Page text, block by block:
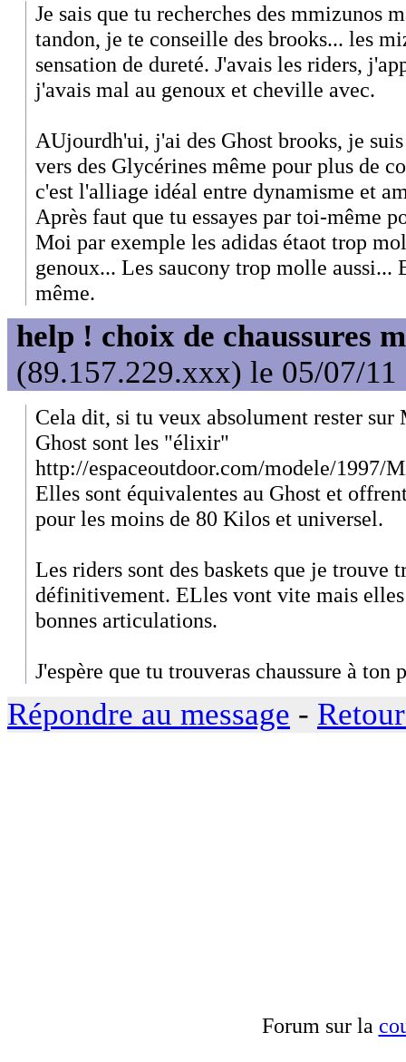
Je sais que tu recherches des mmizunos
tandon, je te conseille des brooks... les
sensation de dureté. J'avais les riders,
j'avais mal au genoux et cheville avec.
AUjourdh'ui, j'ai des Ghost brooks, je
vers des Glycérines même pour plus de
c'est l'alliage idéal entre dynamisme et
Après faut que tu essayes par toi-même
Moi par exemple les adidas étaot trop
genoux... Les saucony trop molle aussi...
même.
help ! choix de chaussures
(89.157.229.xxx) le 05/07/11
Cela dit, si tu veux absolument rester sur
Ghost sont les "élixir"
http://espaceoutdoor.com/modele/1997/
Elles sont équivalentes au Ghost et
pour les moins de 80 Kilos et universel.
Les riders sont des baskets que je trouve
définitivement. ELles vont vite mais
bonnes articulations.
J'espère que tu trouveras chaussure à ton
Répondre au message -
Forum sur la